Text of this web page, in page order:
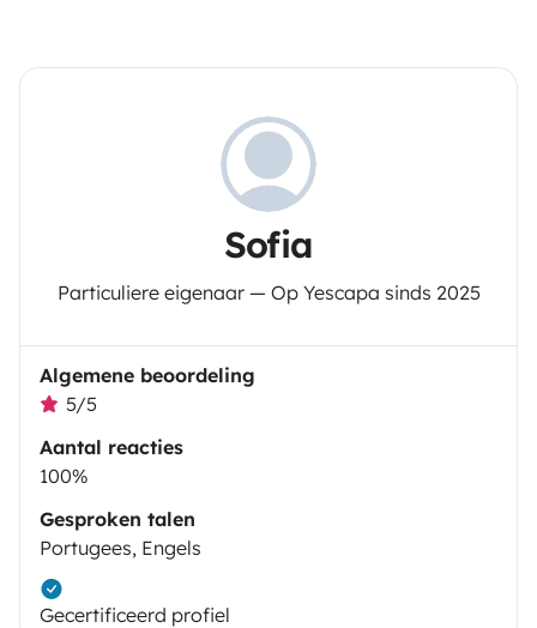
Sofia
Particuliere eigenaar — Op Yescapa sinds 2025
Algemene beoordeling
5/5
Aantal reacties
100%
Gesproken talen
Portugees, Engels
Gecertificeerd profiel